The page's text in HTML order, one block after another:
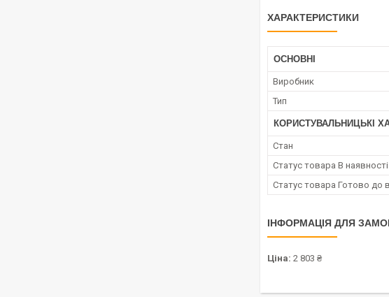
ХАРАКТЕРИСТИКИ
ОСНОВНІ
Виробник
Тип
КОРИСТУВАЛЬНИЦЬКІ
Стан
Статус товара В наявності
Статус товара Готово до
ІНФОРМАЦІЯ ДЛЯ
Ціна: 2 803 ₴